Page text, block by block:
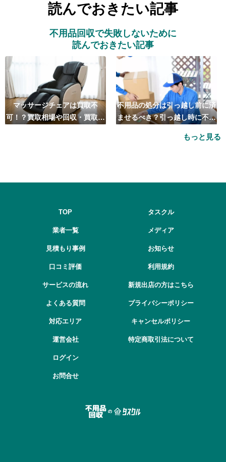
読んでおきたい記事
不用品回収で失敗しないために
読んでおきたい記事
マッサージチェアは買取不
可！？買取相場や回収・買取の
不用品の処分は引っ越し前に済
ませるべき？引っ越し時に不用
もっと見る
TOP
業者一覧
見積もり事例
口コミ評価
サービスの流れ
よくある質問
対応エリア
運営会社
ログイン
お問合せ
タスクル
メディア
お知らせ
利用規約
新規出店の方はこちら
プライバシーポリシー
キャンセルポリシー
特定商取引法について